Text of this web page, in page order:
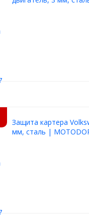
Защита картера
мм, сталь |